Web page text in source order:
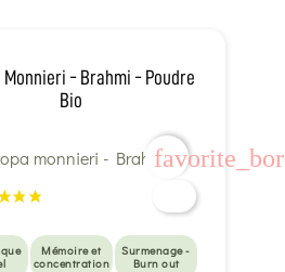
Monnieri - Brahmi - Poudre
Bio
Mémoire et
concentration
Surmenage -
Burn out